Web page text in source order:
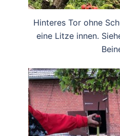
Hinteres Tor ohne
eine Litze innen.